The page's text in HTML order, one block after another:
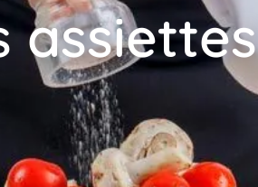
assiettes